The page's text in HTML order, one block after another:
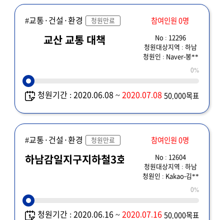
#교통·건설·환경 청원만료 참여인원 0명
교산 교통 대책
No : 12296
청원대상지역 : 하남
청원인 : Naver-봉**
0%
청원기간 : 2020.06.08 ~2020.07.08 50,000목표
#교통·건설·환경 청원만료 참여인원 0명
하남감일지구지하철3호선연장
No : 12604
청원대상지역 : 하남
청원인 : Kakao-김**
0%
청원기간 : 2020.06.16 ~2020.07.16 50,000목표